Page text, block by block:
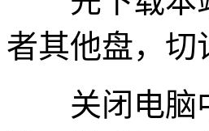
者其他盘，切
关闭电脑中